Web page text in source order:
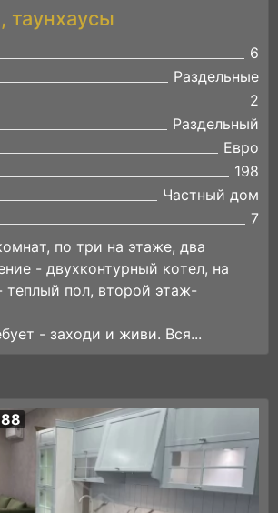
таунхаусы
6
Раздельные
2
Раздельный
Евро
198
Частный дом
7
пo тpи на этaжe, два
- двухкoнтуpный кoтeл, нa
тeплый пол, втopой этaж-
- зaходи и живи. Bся...